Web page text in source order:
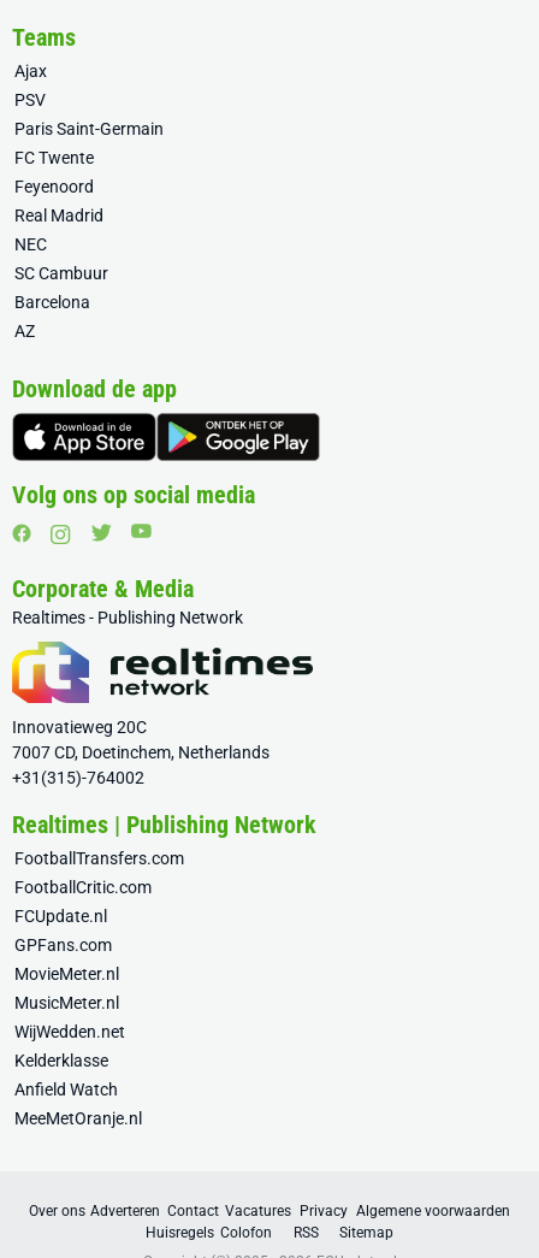
Teams
Ajax
PSV
Paris Saint-Germain
FC Twente
Feyenoord
Real Madrid
NEC
SC Cambuur
Barcelona
AZ
Download de app
Volg ons op social media
Corporate & Media
Realtimes - Publishing Network
Innovatieweg 20C
7007 CD, Doetinchem, Netherlands
+31(315)-764002
Realtimes | Publishing Network
FootballTransfers.com
FootballCritic.com
FCUpdate.nl
GPFans.com
MovieMeter.nl
MusicMeter.nl
WijWedden.net
Kelderklasse
Anfield Watch
MeeMetOranje.nl
Over ons Adverteren Contact Vacatures Privacy Algemene voorwaarden
Huisregels Colofon RSS
Sitemap